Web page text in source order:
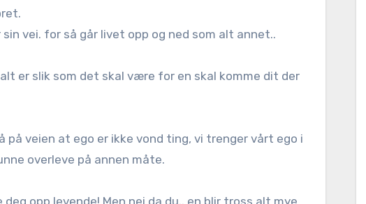
vei. for så går livet opp og ned som alt annet..
er slik som det skal være for en skal komme dit der
på veien at ego er ikke vond ting, vi trenger vårt ego i
overleve på annen måte.
opp levende! Men nei da du.. en blir tross alt mye